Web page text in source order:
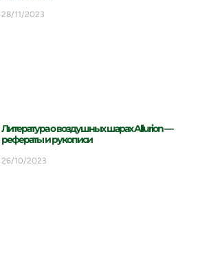
28/11/2023
Литература о воздушных шарах Allurion —
рефераты и рукописи
26/10/2023